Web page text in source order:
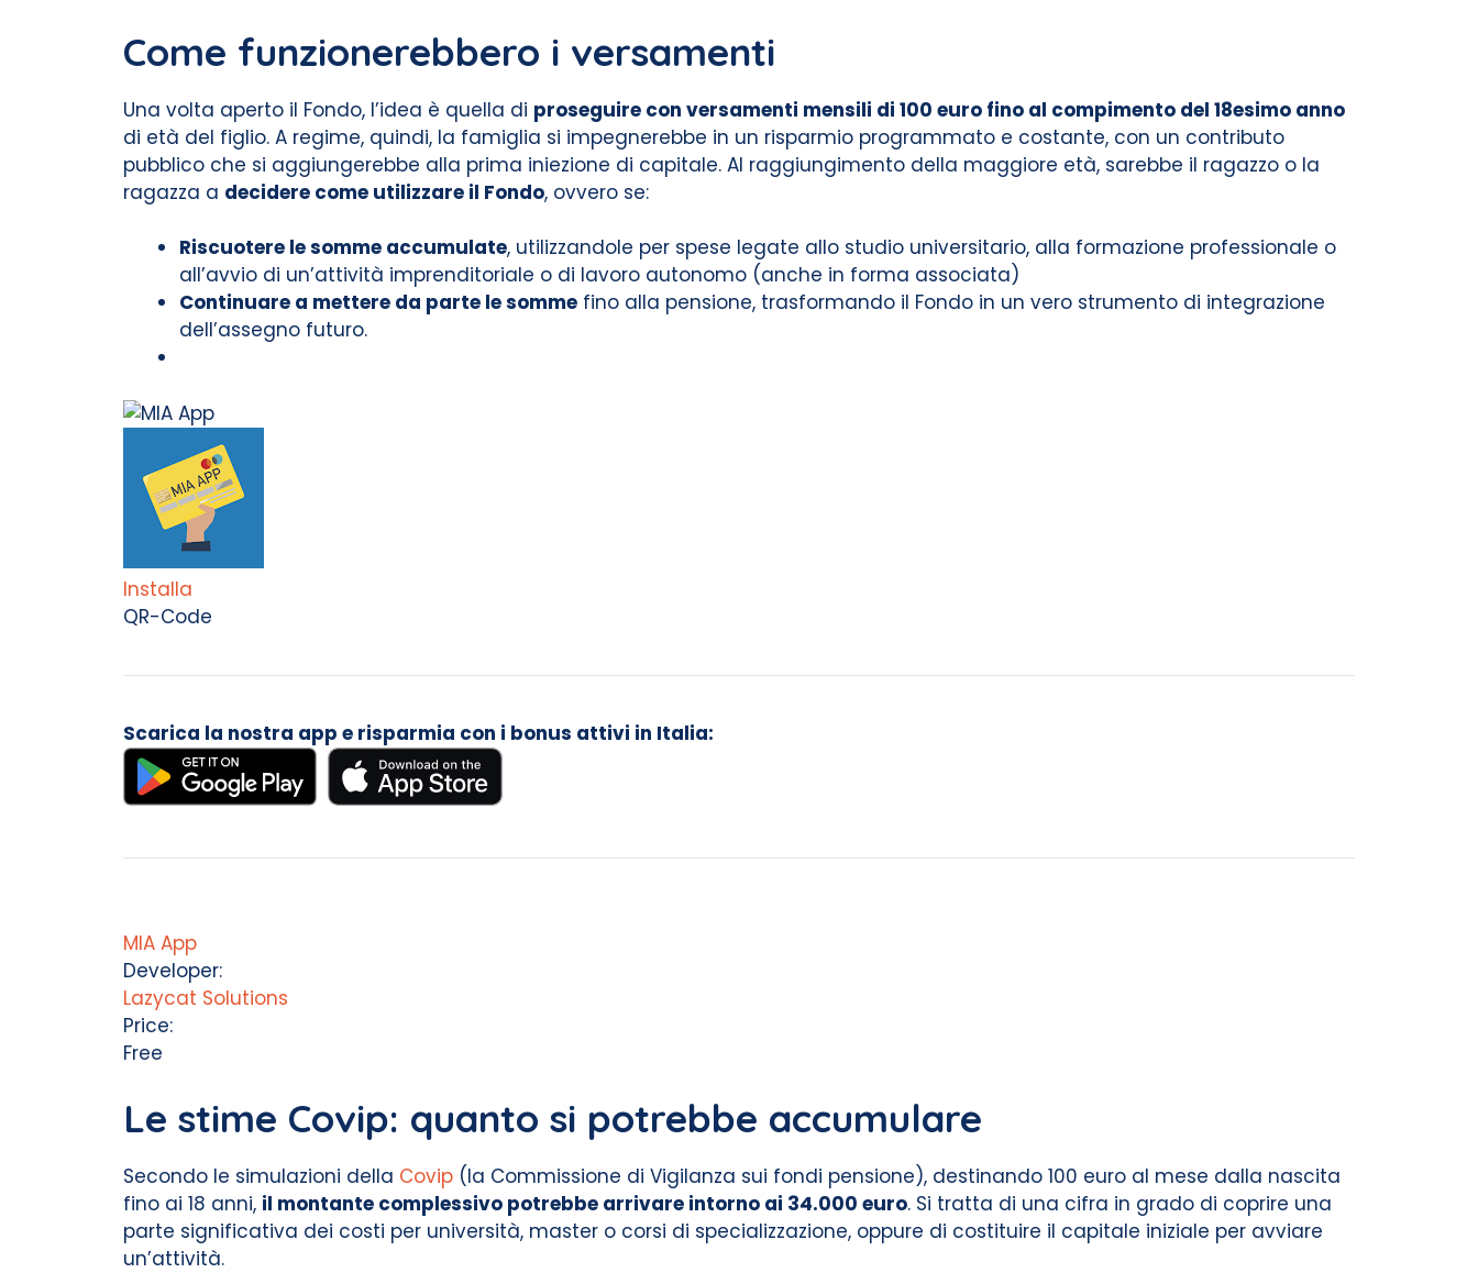
Come funzionerebbero i versamenti
Una volta aperto il Fondo, l’idea è quella di proseguire con versamenti mensili di 100 euro fino al compimento del 18esimo anno
di età del figlio. A regime, quindi, la famiglia si impegnerebbe in un risparmio programmato e costante, con un contributo
pubblico che si aggiungerebbe alla prima iniezione di capitale. Al raggiungimento della maggiore età, sarebbe il ragazzo o la
ragazza a decidere come utilizzare il Fondo, ovvero se:
Riscuotere le somme accumulate, utilizzandole per spese legate allo studio universitario, alla formazione professionale o
all’avvio di un’attività imprenditoriale o di lavoro autonomo (anche in forma associata)
Continuare a mettere da parte le somme fino alla pensione, trasformando il Fondo in un vero strumento di integrazione
dell’assegno futuro.
Installa
QR-Code
Scarica la nostra app e risparmia con i bonus attivi in Italia:
MIA App
Developer:
Lazycat Solutions
Price:
Free
Le stime Covip: quanto si potrebbe accumulare
Secondo le simulazioni della Covip (la Commissione di Vigilanza sui fondi pensione), destinando 100 euro al mese dalla nascita
fino ai 18 anni, il montante complessivo potrebbe arrivare intorno ai 34.000 euro. Si tratta di una cifra in grado di coprire una
parte significativa dei costi per università, master o corsi di specializzazione, oppure di costituire il capitale iniziale per avviare
un’attività.